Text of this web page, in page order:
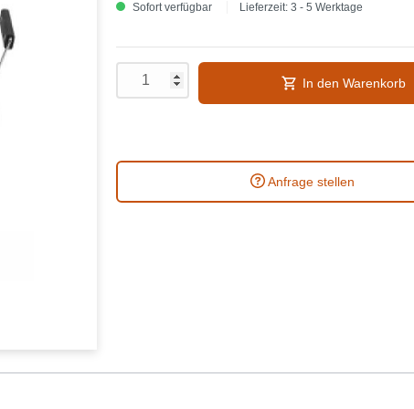
Sofort verfügbar Lieferzeit: 3 - 5 Werktage
In den Warenkorb
Anfrage stellen